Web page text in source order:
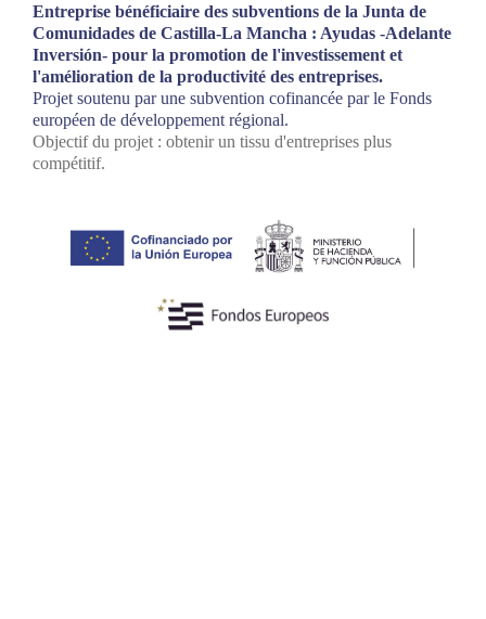
Entreprise bénéficiaire des subventions de la Junta de
Comunidades de Castilla-La Mancha : Ayudas -Adelante
Inversión- pour la promotion de l'investissement et
l'amélioration de la productivité des entreprises.
Projet soutenu par une subvention cofinancée par le Fonds
européen de développement régional.
Objectif du projet : obtenir un tissu d'entreprises plus
compétitif.